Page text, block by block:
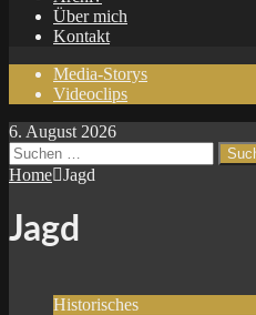
Über mich
Kontakt
Media-Storys
Videoclips
6. August 2026
Suchen
nach:
Home Jagd
Jagd
Historisches